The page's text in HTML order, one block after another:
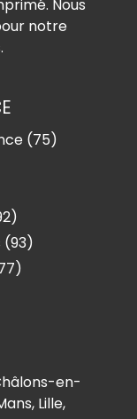
sur-Loing
lès-Bray
Nous
notre
(75)
(93)
en-
Lille,